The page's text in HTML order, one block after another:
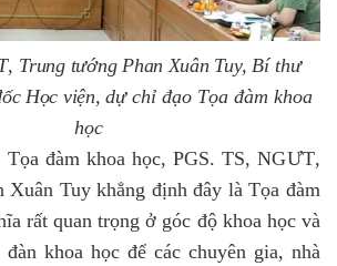
, Trung tướng Phan Xuân Tuy,Bí thư
Học viện,dự chỉ đạo Tọa đàm khoa
học
Tọa đàm khoa học, PGS. TS,NGƯT,
Xuân Tuy khẳng định đây là Tọa đàm
rất quan trọng ở góc độ khoa học và
khoa học để các chuyên gia, nhà